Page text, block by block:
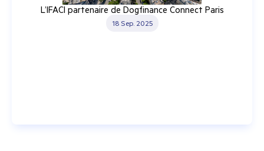
L’IFACI partenaire de Dogfinance Connect Paris
18 Sep. 2025